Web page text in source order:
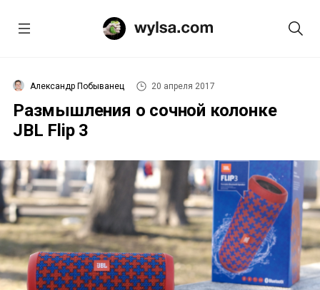
Александр Побыванец 20 апреля 2017
Размышления о сочной колонке
JBL Flip 3